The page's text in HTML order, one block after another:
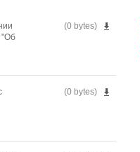
(0 bytes)
"Об
(0 bytes)